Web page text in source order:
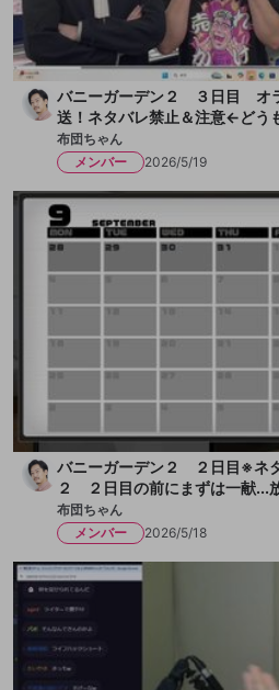
バニーガーデン２ ３日目 オ
送！ネタバレ禁止＆注意←どう
ちゃんです！今日も女の子とチ
きます、か！放送
布団ちゃん
メンバー
2026/5/19
バニーガーデン２ ２日目※ネ
２ ２日目の前にまずは一献...
布団ちゃん
メンバー
2026/5/18